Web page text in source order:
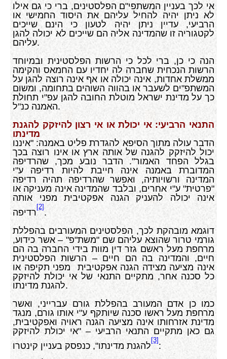
אי לכך בעניין המשתפי"ם הפלסטינים, ברי כי גם אילו
לא ניתן יהיה להחיל עליהם את היסוד החמישי או
הרביעי, עדיין ניתן יהיה לטעון כי הינם שייכים
לקטגוריה זו שהמדינה אליה הם שייכים לא יכולה להגן
עליהם.
הנה כי כן, ברי לכל כי הרשות הפלסטינית ובמיוחד
הרשות הנכחית שחברה לה יחדיו עם החמאס והקימה
ממשלת אחדות, אינה יכולה או אף אינה רוצה להגן על
המשתפ"ים לשעבר או בהווה השוהים בתחומה, ומשום
כך על מדינת ישראל מוטלת החובה להגן עפ"י תחולת
האמנה כנ"ל.
התנאי הרביעי: אי יכולת או אי רצון להיזקק להגנת
מדינתו
הדבר עולה מתוך הסיפא להגדרת פליט באמנה: "איננו
יכול להיזקק להגנה של אותה ארץ או אינו רוצה בכך
בגלל הפחד האמור". הדבר נובע מכך, שהרדיפה
המדוברת באמנה אינה חייבת להיות רדיפה ע"י
המדינה ורשויותיה, ואפשר שהרדיפה תהיה רדיפה
"פרטית" ע"י אחרים, ובלבד שהמדינה אינה מעניקה או
אינה יכולה להעניק הגנה אפקטיבית מפני אותה
רדיפה
[2]
.
דוגמא מובהקת לכך, הפלסטינים המעורבים בהפללת
גורמי טרור שהוצא עליהם שם "משת"פ" – אשר כידוע,
מרחפת מעל ראשם גזר דין מוות בידי החברה בה הם
חיים, והמדינה בה הם חיים – הרשות הפלסטינית
אינה מציעה מצידה הגנה אפקטיבית מפני תקיפה או
כל סכנה אחר, מתקיים התנאי של אי יכולת להיזקק
להגנת מדינתו.
כמו כן אדם המעורב בהפללת גורם עברייני, ואשר
מרחפת מעל ראשו סכנה שיותקף ע"י אותו גורם, מנגד
מדינת אזרחותו אינה מציעה הגנה ראויה ואפקטיבית,
גם כאן מתקיים התנאי הרביעי – "אי יכולת להיזקק
להגנת מדינתו", כנפסק בעניין קינטרו
[3]
: